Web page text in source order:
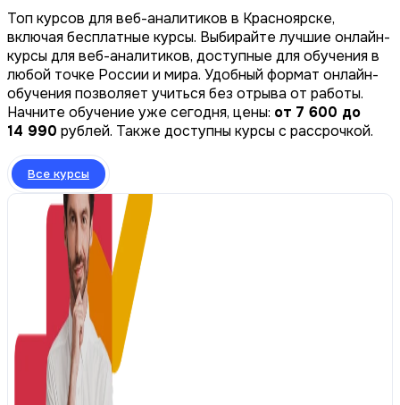
Топ курсов для веб-аналитиков в Красноярске,
включая бесплатные курсы. Выбирайте лучшие онлайн-
курсы для веб-аналитиков, доступные для обучения в
любой точке России и мира. Удобный формат онлайн-
обучения позволяет учиться без отрыва от работы.
Начните обучение уже сегодня, цены: от 7 600 до
14 990 рублей. Также доступны курсы с рассрочкой.
Все курсы